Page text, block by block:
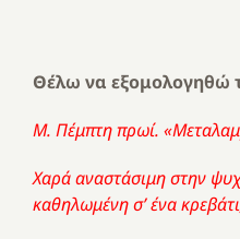
Θέλω να
Μ. Πέμπτη πρωί.
Χαρά αναστάσιμη στην
καθηλωμένη σ’ ένα